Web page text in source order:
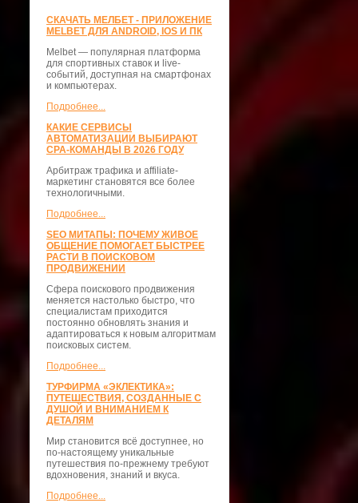
СКАЧАТЬ МЕЛБЕТ - ПРИЛОЖЕНИЕ
MELBET ДЛЯ ANDROID, IOS И ПК
Melbet — популярная платформа
для спортивных ставок и live-
событий, доступная на смартфонах
и компьютерах.
Подробнее...
КАКИЕ СЕРВИСЫ
АВТОМАТИЗАЦИИ ВЫБИРАЮТ
CPA-КОМАНДЫ В 2026 ГОДУ
Арбитраж трафика и affiliate-
маркетинг становятся все более
технологичными.
Подробнее...
SEO МИТАПЫ: ПОЧЕМУ ЖИВОЕ
ОБЩЕНИЕ ПОМОГАЕТ БЫСТРЕЕ
РАСТИ В ПОИСКОВОМ
ПРОДВИЖЕНИИ
Сфера поискового продвижения
меняется настолько быстро, что
специалистам приходится
постоянно обновлять знания и
адаптироваться к новым алгоритмам
поисковых систем.
Подробнее...
ТУРФИРМА «ЭКЛЕКТИКА»:
ПУТЕШЕСТВИЯ, СОЗДАННЫЕ С
ДУШОЙ И ВНИМАНИЕМ К
ДЕТАЛЯМ
Мир становится всё доступнее, но
по-настоящему уникальные
путешествия по-прежнему требуют
вдохновения, знаний и вкуса.
Подробнее...